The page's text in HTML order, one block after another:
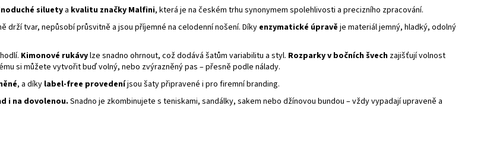
siluety a kvalitu značky Malfini, která je na českém trhu synonymem spolehlivosti a precizního zpracování.
drží tvar, nepůsobí průsvitně a jsou příjemné na celodenní nošení. Díky enzymatické úpravě je materiál jemný, hladký, odolný
Kimonové rukávylze snadno ohrnout, což dodává šatům variabilitu a styl. Rozparky v bočních švech zajišťují volnost
si můžete vytvořit buď volný, nebo zvýrazněný pas – přesně podle nálady.
, a díky label‑free provedeníjsou šaty připravené i pro firemní branding.
i na dovolenou. Snadno je zkombinujete s teniskami, sandálky, sakem nebo džínovou bundou – vždy vypadají upraveně a